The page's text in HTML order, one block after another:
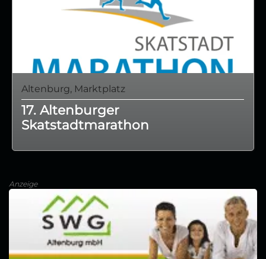
Altenburg, Marktplatz
17. Altenburger
Skatstadtmarathon
Anzeige